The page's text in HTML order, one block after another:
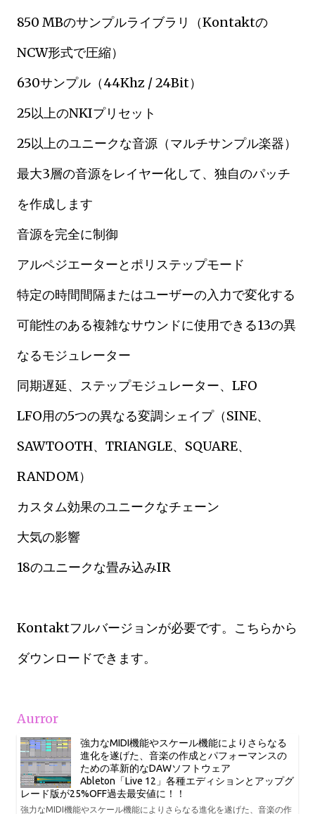
850 MBのサンプルライブラリ（Kontaktの
NCW形式で圧縮）
630サンプル（44Khz / 24Bit）
25以上のNKIプリセット
25以上のユニークな音源（マルチサンプル楽器）
最大3層の音源をレイヤー化して、独自のパッチ
を作成します
音源を完全に制御
アルペジエーターとポリステップモード
特定の時間間隔またはユーザーの入力で変化する
可能性のある複雑なサウンドに使用できる13の異
なるモジュレーター
同期遅延、ステップモジュレーター、LFO
LFO用の5つの異なる変調シェイプ（SINE、
SAWTOOTH、TRIANGLE、SQUARE、
RANDOM）
カスタム効果のユニークなチェーン
大気の影響
18のユニークな畳み込みIR
Kontaktフルバージョンが必要です。こちらから
ダウンロードできます。
Aurror
強力なMIDI機能やスケール機能によりさらなる
進化を遂げた、音楽の作成とパフォーマンスの
ための革新的なDAWソフトウェア
Ableton「Live 12」各種エディションとアップグ
レード版が25%OFF過去最安値に！！
強力なMIDI機能やスケール機能によりさらなる進化を遂げた、音楽の作